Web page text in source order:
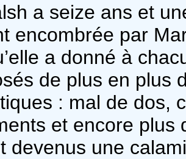
a seize ans et
encombrée par
a donné à
de plus en plus
: mal de dos,
et encore plus
devenus une